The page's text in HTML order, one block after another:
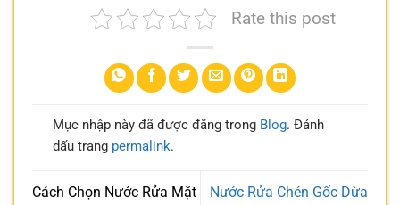
Rate this post
Mục nhập này đã được đăng trong Blog. Đánh
dấu trang permalink.
Cách Chọn Nước Rửa Mặt
Nước Rửa Chén Gốc Dừa